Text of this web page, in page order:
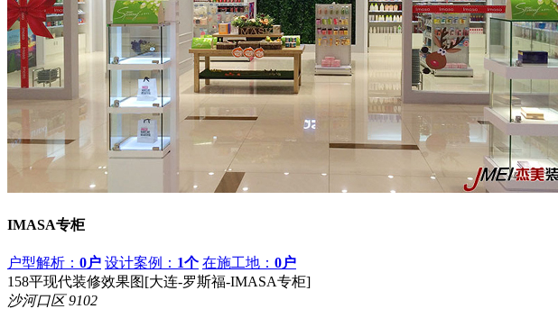
IMASA专柜
户型解析： 0户 设计案例： 1个 在施工地： 0户
158平现代装修效果图[大连-罗斯福-IMASA专柜]
沙河口区 9102